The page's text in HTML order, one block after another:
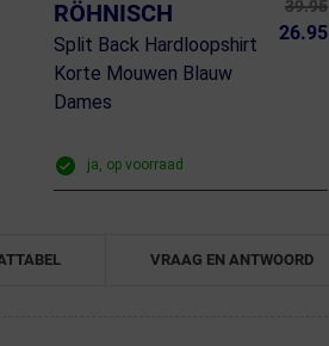
RÖHNISCH
Split Back Hardloopshirt
Korte Mouwen Blauw
Dames
39.95
26.95
ja, op voorraad
VRAAG EN ANTWOORD